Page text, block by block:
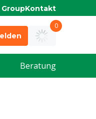
Kontakt
0
Beratung